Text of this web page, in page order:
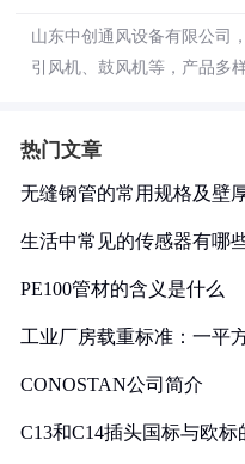
山东中创通风设备有限公司
引风机、鼓风机等，产品多
热门文章
无缝钢管的常用规格及壁
生活中常见的传感器有哪
PE100管材的含义是什么
工业厂房载重标准：一平
CONOSTAN公司简介
C13和C14插头国标与欧